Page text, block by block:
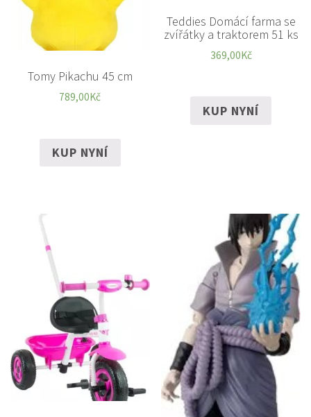
Tomy Pikachu 45 cm
789,00Kč
KUP NYNÍ
Teddies Domácí farma se
zvířátky a traktorem 51 ks
369,00Kč
KUP NYNÍ